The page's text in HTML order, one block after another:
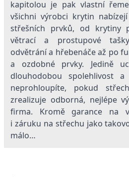
kapitolou je pak vlastní
všichni výrobci krytin
střešních prvků, od krytiny
větrací a prostupové
odvětrání a hřebenáče až po
a ozdobné prvky. Jedině
dlouhodobou spolehlivost
neprohloupíte, pokud
zrealizuje odborná, nejlépe
firma. Kromě garance na
i záruku na střechu jako
málo…